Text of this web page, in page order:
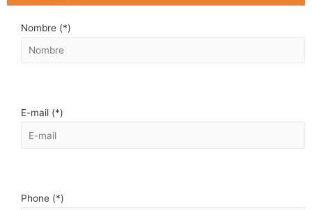
Nombre (*)
E-mail (*)
Phone (*)